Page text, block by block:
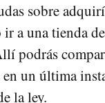
sobre
a una tienda
podrás
un última
la ley.